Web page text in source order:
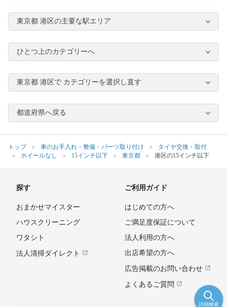
東京都 港区の主要な駅エリア
ひとつ上のカテゴリーへ
東京都 港区で カテゴリーを選択し直す
都道府県へ戻る
トップ 車のお手入れ・整備・パーツ取り付け
タイヤ交換・取付
ホイールなし
15インチ以下 東京都 港区の15インチ以下
詳細検索
探す
おまかせマイスター
ハウスクリーニング
ワタシト
法人清掃ダイレクト
ご利用ガイド
はじめての方へ
ご満足度保証について
法人利用の方へ
出店希望の方へ
広告掲載のお問い合わせ
よくあるご質問